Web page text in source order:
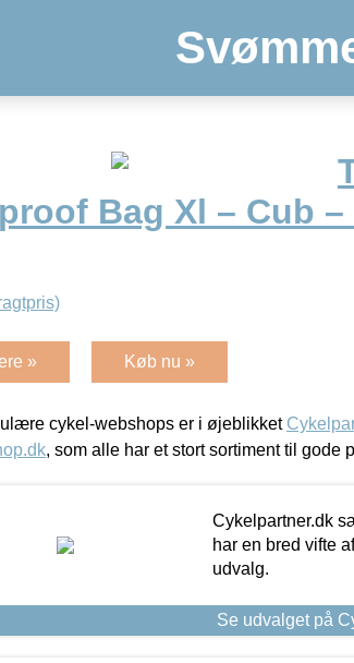
Bag Xl – Cub
» Køb nu »
cykel-webshops er i øjeblikket
, som alle har et stort sortiment til gode
Cykelpartner.dk
har en bred vifte
udvalg.
Se udvalget på